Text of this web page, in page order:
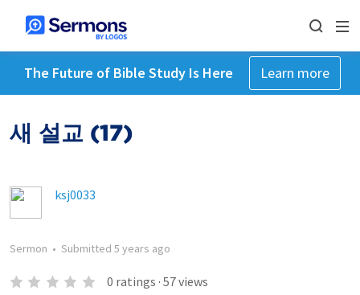
The Future of Bible Study Is Here Learn more
새 설교 (17)
ksj0033
Sermon • Submitted 5 years ago
0 ratings · 57views